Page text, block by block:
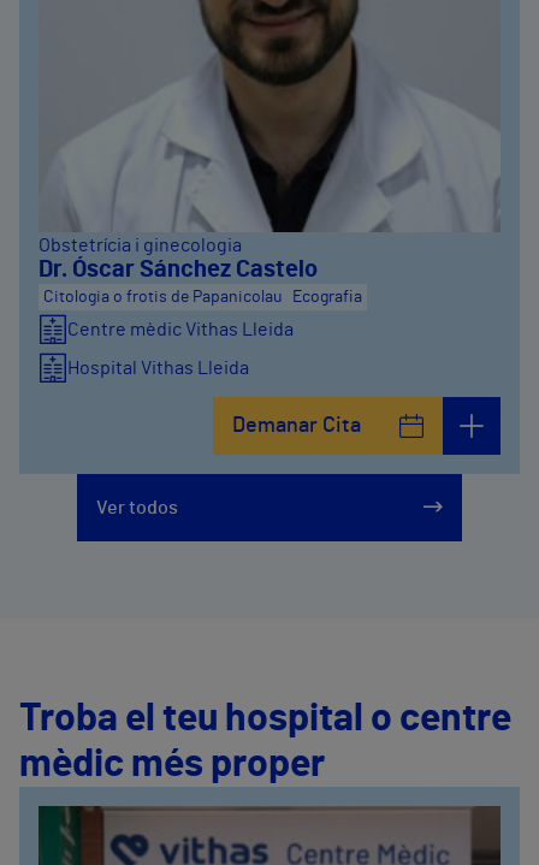
Obstetrícia i ginecologia
Dr. Óscar Sánchez Castelo
Citologia o frotis de Papanicolau Ecografia
Centre mèdic Vithas Lleida
Hospital Vithas Lleida
Demanar Cita
Ver todos
Troba el teu hospital o centre
mèdic més proper